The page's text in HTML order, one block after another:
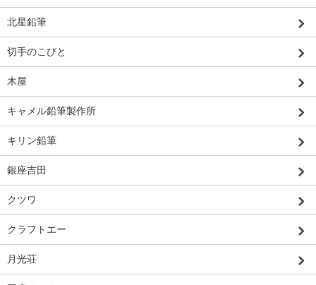
北星鉛筆
切手のこびと
木屋
キャメル鉛筆製作所
キリン鉛筆
銀座吉田
クツワ
クラフトエー
月光荘